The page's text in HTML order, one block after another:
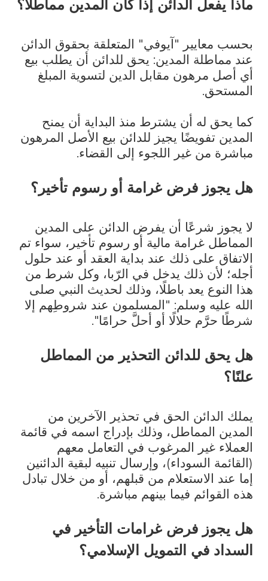
ماذا يفعل الدائن إذا كان المدين مماطلًا؟
بحسب معايير "آيوفي" المتعلقة بحقوق الدائن
عند مماطلة المدين: يحق للدائن أن يطلب بيع
أي أصل مرهون مقابل الدين لتسوية المبلغ
المستحق.
كما يحق له أن يشترط منذ البداية أن يمنح
المدين تفويضًا يجيز للدائن بيع الأصل المرهون
مباشرة من غير اللجوء إلى القضاء.
هل يجوز فرض غرامة أو رسوم تأخير؟
لا يجوز شرعًا أن يفرض الدائن على المدين
المماطل غرامة مالية أو رسوم تأخير، سواء تم
الاتفاق على ذلك عند بداية العقد أو عند حلول
أجله؛ لأن ذلك يدخل في الرّبا، وكل شرط من
هذا النوع يعد باطلًا، وذلك لحديث النبي صلى
الله عليه وسلم: "المسلمون عند شروطِهم إلا
شرطًا حرَّم حلالًا أو أحلَّ حرامًا".
هل يحق للدائن التحذير من المماطل
علنًا؟
يملك الدائن الحق في تحذير الآخرين من
المدين المماطل، وذلك بإدراج اسمه في قائمة
العملاء غير المرغوب في التعامل معهم
(القائمة السوداء)، وإرسال تنبيه لبقية الدائنين
إما عند الاستعلام من قبلهم، أو من خلال تبادل
هذه القوائم فيما بينهم مباشرة.
هل يجوز فرض غرامات التأخير في
السداد في التمويل الإسلامي؟